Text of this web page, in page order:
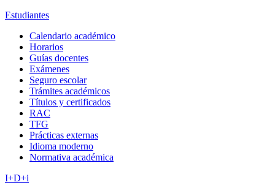
Estudiantes
Calendario académico
Horarios
Guías docentes
Exámenes
Seguro escolar
Trámites académicos
Títulos y certificados
RAC
TFG
Prácticas externas
Idioma moderno
Normativa académica
I+D+i